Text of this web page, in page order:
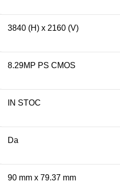
3840 (H) x 2160 (V)
8.29MP PS CMOS
IN STOC
Da
90 mm x 79.37 mm